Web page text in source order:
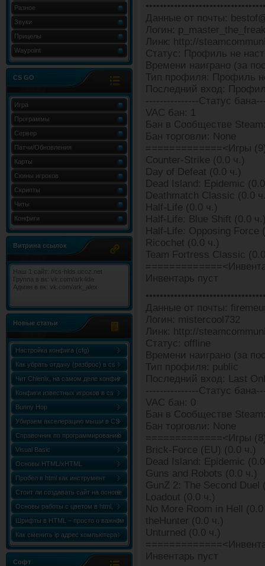
Разное
Звуки
Прицелы
Waypoint
CS GO
Игра
Программы
Сервер
Патчи/Обновления
Карты
Скины игроков
Скрипты
Читы
Конфиги
Витрина ссылок
Наш 1 сайт: //cs-hlds.ucoz.net
Группа в вк: vk.com/ark4da
Админ в вк: vk.com/ark_alex
Новые статьи
Настройка конфига (cfg)
Как убрать отдачу (разброс) в cs
1.6
Чит Chlenix, на самом деле конфиг
Chlenix.cfg, для knife!
Конфиги известных игроков в cs
Bunny Hop
Убираем акселерацию мыши в CS
Справочник по программированию
«Сборник статей по C++ (C++
World)»
Visual Basic
Основы HTML/xHTML
Пробел в html как инструмент
форматирования
Стоит ли создавать сайт на основе
html шаблона?
Основы работы с цветом в html,
таблица и коды цветов
Шрифты в HTML – просто о важном
Как сменить ip адрес компьютера
Windows 7
Софт
Данные от почты:
Логин:
Линк: http://
Статус: Профиль не
Времени наиграно (за
Тип профиля: Профиль
Последний вход:
---------------Статус
VAC бан: 1
Бан в Сообществе
Бан торговли: None
=============<Игры
Counter-Strike (0.0 ч.)
Day of Defeat (0.0 ч.)
Dead Island: Epidemic
Deathmatch Classic (0.0
Half-Life (0.0 ч.)
Half-Life: Blue Shift (0.0
Half-Life: Opposing Force
Ricochet (0.0 ч.)
Team Fortress Classic
Инвентарь пуст
Данные от почты:
Логин: mistercool732
Линк: http://
Статус: offline
Времени наиграно (за
Тип профиля: public
Последний вход: Last
---------------Статус
VAC бан: 0
Бан в Сообществе
Бан торговли: None
=============<Игры
Brick-Force (EU) (0.0 ч.)
Dead Island: Epidemic
Guns and Robots (0.0 ч.)
GunZ 2: The Second Duel
Loadout (0.0 ч.)
No More Room in Hell
theHunter (0.0 ч.)
Unturned (0.0 ч.)
Инвентарь пуст